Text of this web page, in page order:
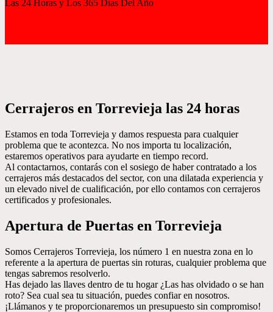
Las 24 Horas y Los 365 Días Del Año
Cerrajeros en Torrevieja las 24 horas
Estamos en toda Torrevieja y damos respuesta para cualquier
problema que te acontezca. No nos importa tu localización,
estaremos operativos para ayudarte en tiempo record.
Al contactarnos, contarás con el sosiego de haber contratado a los
cerrajeros más destacados del sector, con una dilatada experiencia y
un elevado nivel de cualificación, por ello contamos con cerrajeros
certificados y profesionales.
Apertura de Puertas en Torrevieja
Somos Cerrajeros Torrevieja, los número 1 en nuestra zona en lo
referente a la apertura de puertas sin roturas, cualquier problema que
tengas sabremos resolverlo.
Has dejado las llaves dentro de tu hogar ¿Las has olvidado o se han
roto? Sea cual sea tu situación, puedes confiar en nosotros.
¡Llámanos y te proporcionaremos un presupuesto sin compromiso!